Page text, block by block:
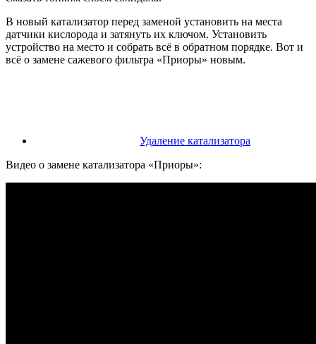
В новый катализатор перед заменой установить на места
датчики кислорода и затянуть их ключом. Установить
устройство на место и собрать всё в обратном порядке. Вот и
всё о замене сажевого фильтра «Приоры» новым.
Удаление катализатора
Видео о замене катализатора «Приоры»: